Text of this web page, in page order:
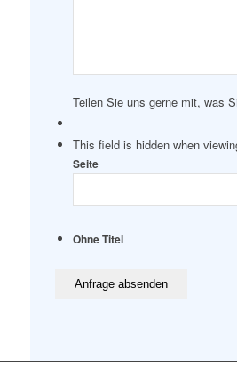
Teilen Sie uns gerne mit, was
This field is hidden when
Seite
Ohne Titel